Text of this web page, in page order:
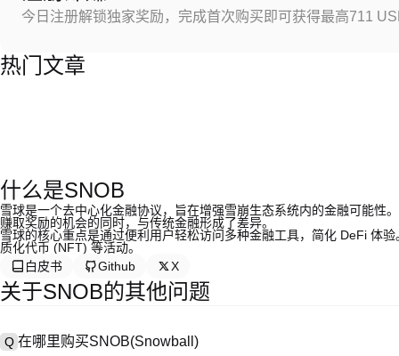
今日注册解锁独家奖励，完成首次购买即可获得最高711
热门文章
什么是SNOB
雪球是一个去中心化金融协议，旨在增强雪崩生态系统内的金融可能性
赚取奖励的机会的同时，与传统金融形成了差异。
雪球的核心重点是通过便利用户轻松访问多种金融工具，简化 DeFi 体
质化代币 (NFT) 等活动。
白皮书
Github X
关于SNOB的其他问题
Q 在哪里购买SNOB(Snowball)